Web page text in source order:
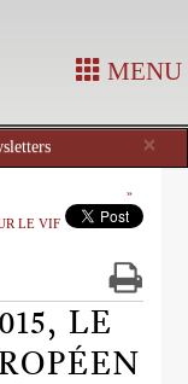
MENU
×
LE VIF
LE